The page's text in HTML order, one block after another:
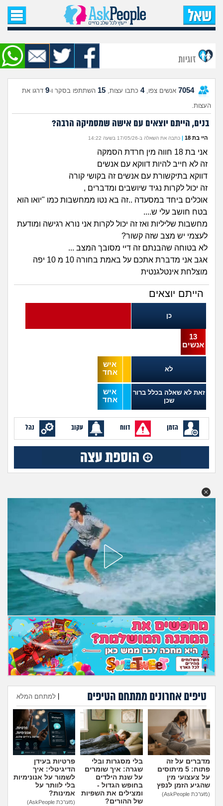
עמוד הבית
שאל שאלה
שאלות חדשות
שאלות שעוררו עניין
עצות חדשות
מה קורה כאן?
מתחם הטיפים
מדורים
זוגיות
היריון ולידה
מתבגרים
מהבקו"ם... ועד מתי?!
בית, שכנים ושותפים
מה שעובר עליי
פיננסי וכלכלה
בין הסדינים
חיות מחמד
יוקר המחיה
גאווה
חיפוש שאלות
הרשמה |
זוגיות
7054 אנשים צפו,4 כתבו עצות, 15 השתתפו בסקר ו-9 דרגו את
העצות.
בנים, הייתם יוצאים עם אישה שמסמיקה הרבה?
היי בת 18 | כתבה את השאלה ב-17/05/26 בשעה 14:22
אני בת 18 חווה מין חרדת הסמקה
זה לא חייב להיות דווקא עם אנשים
דווקא בתיקשורת עם אנשים זה בקושי קורה
זה יכול לקרות נגיד שיושבים ומדברים ,
אוכלים ביחד במסעדה ..זה בא נטו ממחשבות כמו "יואו הוא
בטח חושב עלי ש....
מחשבות שליליות ואז זה יכול לקרות אני נורא רגישה ומודעת
לעצמי יש מצב שזה קשור?
לא בטוחה שהבנתם זה דיי מסובך המצב ...
אגב אני מדברת אתכם על באמת בחורה 10 מ 10 יפה
מוצלחת אינטלגנטית
הייתם יוצאים
כן
13
אנשים
לא
איש
אחד
זאת לא שאלה בכלל ברור
שכן
איש
אחד
הזמן דווח עקוב נהל
טיפים אחרונים ממתחם הטיפים למתחם המלא
הוספת טיפ
מדברים על זה
פתוח: 5 מיתוסים
על צעצועי מין
שהגיע הזמן לנפץ
(מערכת AskPeople)
בלי מסגרות ובלי
שגרה: איך שומרים
על שנת הילדים
בחופש הגדול -
ומצילים את השפיות
של ההורים?
פרטיות בעידן
הדיגיטלי: איך
לשמור על אנונימיות
בלי לוותר על
אמינות?
(מערכת AskPeople)